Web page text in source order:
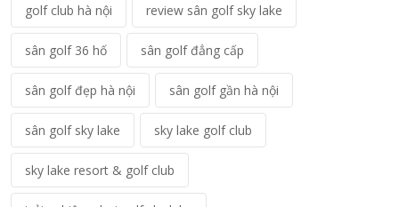
golf club hà nội review sân golf sky lake
sân golf 36 hố sân golf đẳng cấp
sân golf đẹp hà nội sân golf gần hà nội
sân golf sky lake sky lake golf club
sky lake resort & golf club